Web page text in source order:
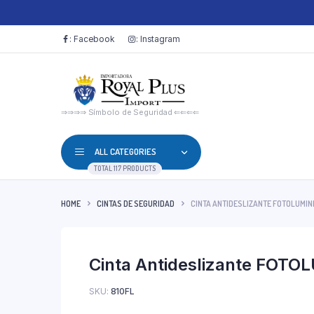
: Facebook : Instagram
⇒⇒⇒⇒ Símbolo de Seguridad ⇐⇐⇐⇐
ALL CATEGORIES
TOTAL 117 PRODUCTS
HOME CINTAS DE SEGURIDAD CINTA ANTIDESLIZANTE
Cinta Antideslizante
SKU: 810FL